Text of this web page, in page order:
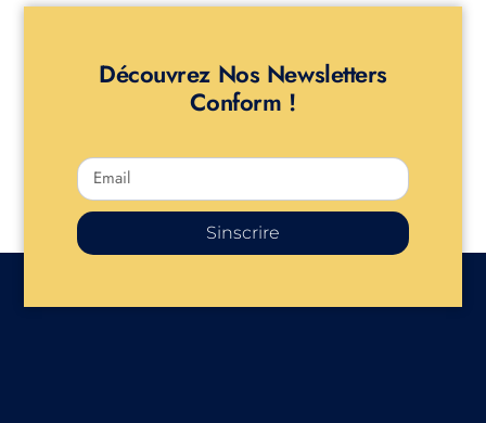
Découvrez Nos Newsletters
Conform !
Sinscrire